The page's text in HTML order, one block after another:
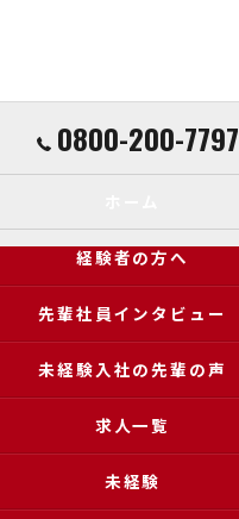
0800-200-7797
経験者の方へ
先輩社員インタビュー
未経験入社の先輩の声
求人一覧
未経験